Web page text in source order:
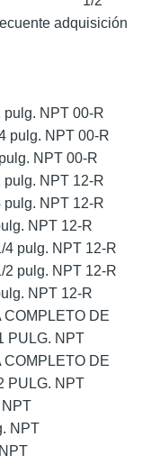
adquisición
pulg. NPT 00-R
pulg. NPT 00-R
NPT 00-R
pulg. NPT 12-R
pulg. NPT 12-R
NPT 12-R
4 pulg. NPT 12-R
2 pulg. NPT 12-R
NPT 12-R
DE
PULG. NPT
DE
PULG. NPT
NPT